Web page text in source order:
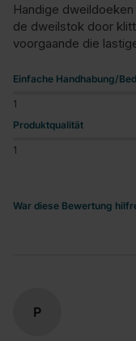
Handige
de dweilstok door
voorgaande die
Einfache Handhabung/
1
Produktqualität
1
War diese Bewertung
P